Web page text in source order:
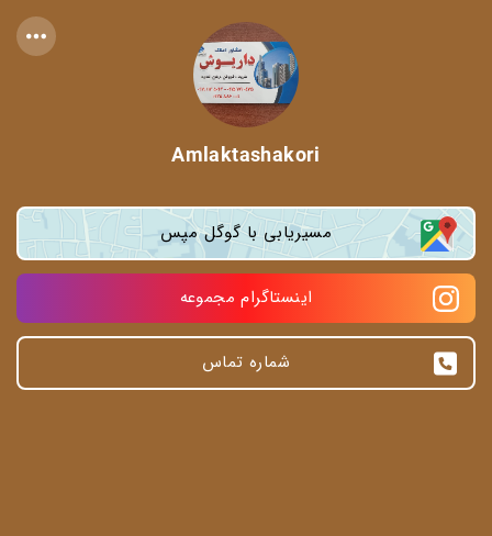
Amlaktashakori
مسیریابی با گوگل مپس
اینستاگرام مجموعه
شماره تماس